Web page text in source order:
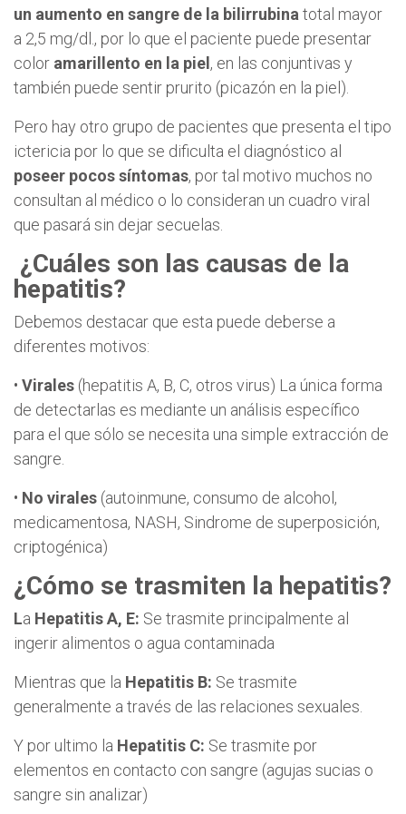
un aumento en sangre de la bilirrubina total mayor
a 2,5 mg/dl., por lo que el paciente puede presentar
color amarillento en la piel, en las conjuntivas y
también puede sentir prurito (picazón en la piel).
Pero hay otro grupo de pacientes que presenta el tipo
ictericia por lo que se dificulta el diagnóstico al
poseer pocos síntomas, por tal motivo muchos no
consultan al médico o lo consideran un cuadro viral
que pasará sin dejar secuelas.
¿Cuáles son las causas de la
hepatitis?
Debemos destacar que esta puede deberse a
diferentes motivos:
• Virales (hepatitis A, B, C, otros virus) La única forma
de detectarlas es mediante un análisis específico
para el que sólo se necesita una simple extracción de
sangre.
• No virales (autoinmune, consumo de alcohol,
medicamentosa, NASH, Sindrome de superposición,
criptogénica)
¿Cómo se trasmiten la hepatitis?
La Hepatitis A, E: Se trasmite principalmente al
ingerir alimentos o agua contaminada
Mientras que la Hepatitis B: Se trasmite
generalmente a través de las relaciones sexuales.
Y por ultimo la Hepatitis C: Se trasmite por
elementos en contacto con sangre (agujas sucias o
sangre sin analizar)